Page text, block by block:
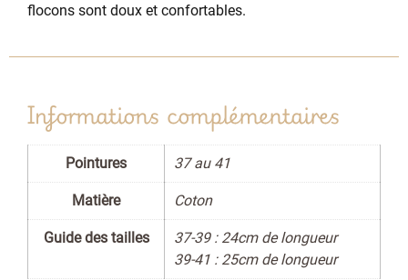
flocons sont doux et confortables.
Informations complémentaires
Pointures 37 au 41
Matière Coton
Guide des tailles
37-39 : 24cm de longueur
39-41 : 25cm de longueur